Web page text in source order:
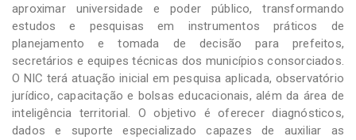
aproximar universidade e poder público, transformando
estudos e pesquisas em instrumentos práticos de
planejamento e tomada de decisão para prefeitos,
secretários e equipes técnicas dos municípios consorciados.
O NIC terá atuação inicial em pesquisa aplicada, observatório
jurídico, capacitação e bolsas educacionais, além da área de
inteligência territorial. O objetivo é oferecer diagnósticos,
dados e suporte especializado capazes de auxiliar as